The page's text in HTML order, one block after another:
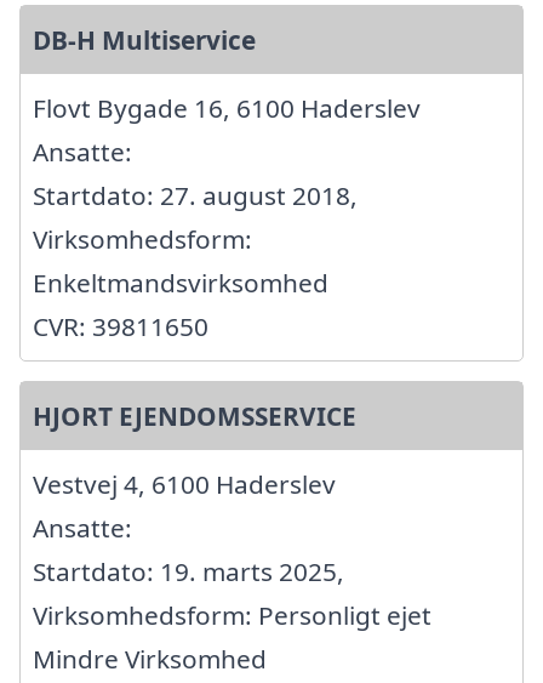
DB-H Multiservice
Flovt Bygade 16, 6100 Haderslev
Ansatte:
Startdato: 27. august 2018,
Virksomhedsform:
Enkeltmandsvirksomhed
CVR: 39811650
HJORT EJENDOMSSERVICE
Vestvej 4, 6100 Haderslev
Ansatte:
Startdato: 19. marts 2025,
Virksomhedsform: Personligt ejet
Mindre Virksomhed